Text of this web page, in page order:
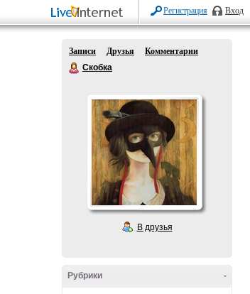
Регистрация Вход
Записи Друзья
Комментарии
Скобка
В друзья
-
Рубрики